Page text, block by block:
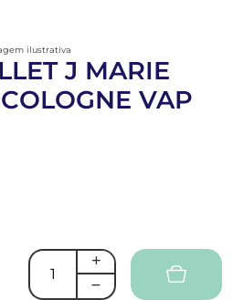
ilustrativa
J MARIE
VAP